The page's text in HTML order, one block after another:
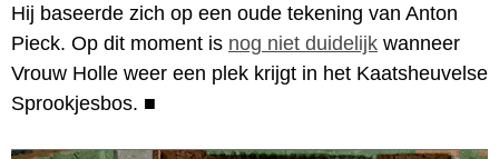
Hij baseerde zich op een oude tekening van Anton
Pieck. Op dit moment is nog niet duidelijk wanneer
Vrouw Holle weer een plek krijgt in het Kaatsheuvelse
Sprookjesbos. ■